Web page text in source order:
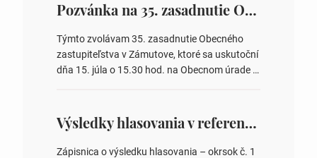
Pozvánka na 35. zasadnutie OZ v Zámutove
Týmto zvolávam 35. zasadnutie Obecného
zastupiteľstva v Zámutove, ktoré sa uskutoční
dňa 15. júla o 15.30 hod. na Obecnom úrade v
overovateľov zápisnice 3. Určenie volebných
obvodov pre voľby poslancov obecných
zastupiteľstiev, počtu poslancov obecných
Výsledky hlasovania v referende 2026
Zápisnica o výsledku hlasovania – okrsok č. 1